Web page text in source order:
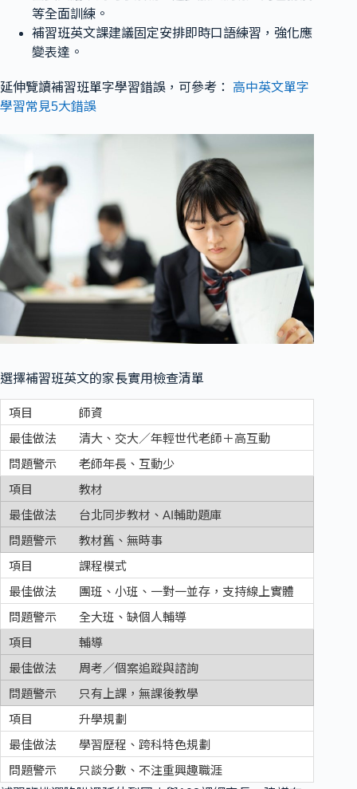
等全面訓練。
補習班英文課建議固定安排即時口語練習，強化應
變表達。
延伸覽讀補習班單字學習錯誤，可參考： 高中英文單字
學習常見5大錯誤
選擇補習班英文的家長實用檢查清單
師資
清大、交大／年輕世代老師＋高互動
老師年長、互動少
教材
台北同步教材、AI輔助題庫
教材舊、無時事
課程模式
團班、小班、一對一並存，支持線上實體
全大班、缺個人輔導
輔導
周考／個案追蹤與諮詢
只有上課，無課後教學
升學規劃
學習歷程、跨科特色規劃
只談分數、不注重興趣職涯